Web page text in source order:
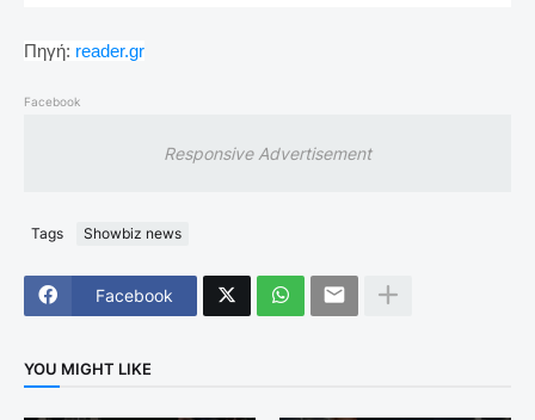
Πηγή: reader.gr
Facebook
Responsive Advertisement
Tags Showbiz news
Facebook
YOU MIGHT LIKE